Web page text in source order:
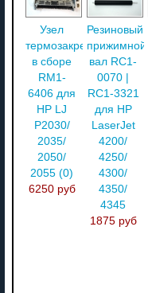
Узел
термозакрепления
в сборе
RM1-
6406 для
HP LJ
P2030/
2035/
2050/
2055 (0)
6250 руб
Резиновый
прижимной
вал RC1-
0070 |
RC1-3321
для HP
LaserJet
4200/
4250/
4300/
4350/
4345
1875 руб